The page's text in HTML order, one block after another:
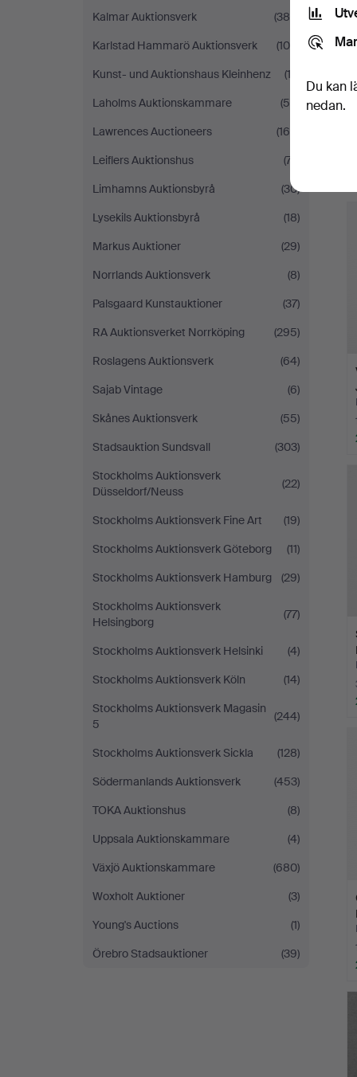
Kalmar Auktionsverk
(385)
Karlstad Hammarö Auktionsverk
(104)
Kunst- und Auktionshaus Kleinhenz
(12)
Laholms Auktionskammare
(50)
Lawrences Auctioneers
(165)
Leiflers Auktionshus
(77)
Limhamns Auktionsbyrå
(30)
Lysekils Auktionsbyrå
(18)
Markus Auktioner
(29)
Norrlands Auktionsverk
(8)
Palsgaard Kunstauktioner
(37)
RA Auktionsverket Norrköping
(295)
Roslagens Auktionsverk
(64)
Sajab Vintage
(6)
Skånes Auktionsverk
(55)
Stadsauktion Sundsvall
(303)
Stockholms Auktionsverk
Düsseldorf/Neuss
(22)
Stockholms Auktionsverk Fine Art
(19)
Stockholms Auktionsverk Göteborg
(11)
Stockholms Auktionsverk Hamburg
(29)
Stockholms Auktionsverk
Helsingborg
(77)
Stockholms Auktionsverk Helsinki
(4)
Stockholms Auktionsverk Köln
(14)
Stockholms Auktionsverk Magasin
5
(244)
Stockholms Auktionsverk Sickla
(128)
Södermanlands Auktionsverk
(453)
TOKA Auktionshus
(8)
Uppsala Auktionskammare
(4)
Växjö Auktionskammare
(680)
Woxholt Auktioner
(3)
Young's Auctions
(1)
Örebro Stadsauktioner
(39)
Du kan
nedan.